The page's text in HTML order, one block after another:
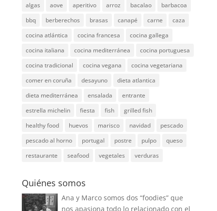
algas aove aperitivo arroz bacalao
barbacoa
bbq
berberechos brasas canapé carne
caza
cocina atlántica
cocina francesa
cocina gallega
cocina italiana
cocina mediterránea
cocina portuguesa
cocina tradicional
cocina vegana
cocina vegetariana
comer en coruña
desayuno
dieta atlantica
dieta mediterránea
ensalada
entrante
estrella michelin
fiesta fish
grilled fish
healthy food
huevos marisco navidad
pescado
pescado al horno
portugal postre pulpo
queso
restaurante
seafood vegetales verduras
Quiénes somos
Ana y Marco somos dos “foodies” que
nos apasiona todo lo relacionado con el